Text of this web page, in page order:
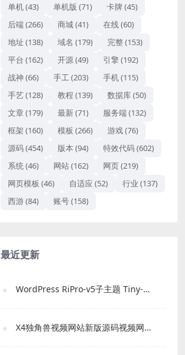
单机(43) 单机版 (71) 卡牌 (45)
后端(266) 商城(41) 在线(60)
地址 (138) 域名 (179) 完整(153)
平台 (162) 开源(49) 引擎(192)
战神 (66) 手工(203) 手机(115)
手艺(128) 教程 (139) 数据库(50)
文章 (179) 最新 (71) 服务端(132)
框架 (160) 模板 (266) 游戏(76)
源码(454) 版本 (94) 特效代码(602)
系统(46) 网站(162) 网页(219)
网页模板 (46) 自适应 (52) 行业 (137)
西游(84) 账号(158)
最近更新
WordPress RiPro-v5子主题 Tiny-RiPro 免费下载｜高转化资源站必备
X4独角兽视频网站新版源码视频网站系统源码